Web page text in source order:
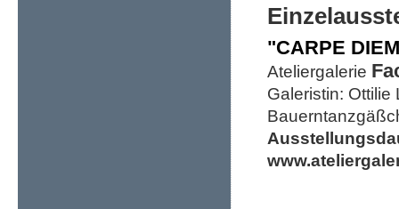
"CARPE
Ateliergalerie
Galeristin: Ottilie